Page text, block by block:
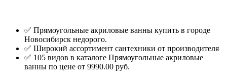
✅ Прямоугольные акриловые ванны купить в городе
Новосибирск недорого.
✅ Широкий ассортимент сантехники от производителя
✅ 105 видов в каталоге Прямоугольные акриловые
ванны по цене от 9990.00 руб.